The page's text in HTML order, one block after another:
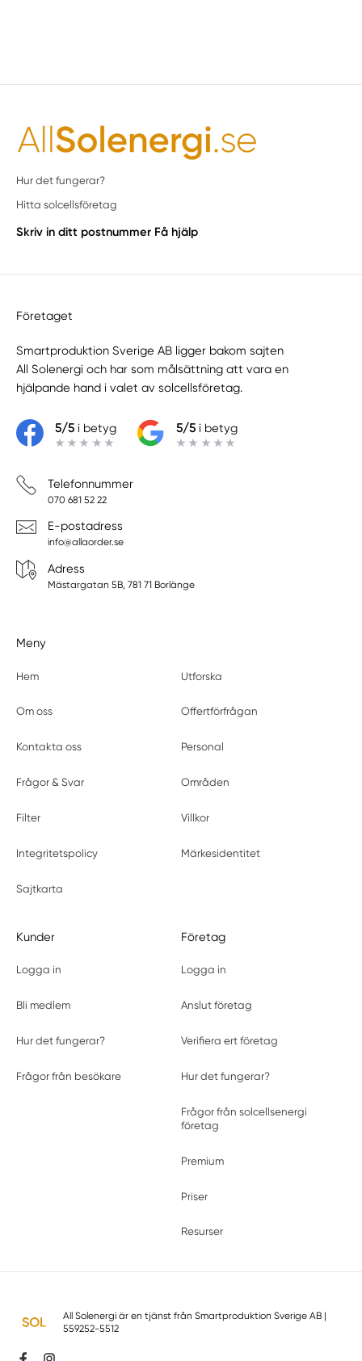
Hur det fungerar?
Hitta solcellsföretag
Skriv in ditt postnummer Få hjälp
Företaget
Smartproduktion Sverige AB ligger bakom sajten
All Solenergi och har som målsättning att vara en
hjälpande hand i valet av solcellsföretag.
5/5i betyg 5/5i betyg
Telefonnummer
070 681 52 22
E-postadress
info@allaorder.se
Adress
Mästargatan 5B, 781 71 Borlänge
Meny
Hem Utforska
Om oss Offertförfrågan
Kontakta oss Personal
Frågor & Svar Områden
Filter Villkor
Integritetspolicy Märkesidentitet
Sajtkarta
Kunder
Logga in
Bli medlem
Hur det fungerar?
Frågor från besökare
Företag
Logga in
Anslut företag
Verifiera ert företag
Hur det fungerar?
Frågor från solcellsenergi
företag
Premium
Priser
Resurser
All Solenergi är en tjänst från Smartproduktion Sverige AB|
559252-5512